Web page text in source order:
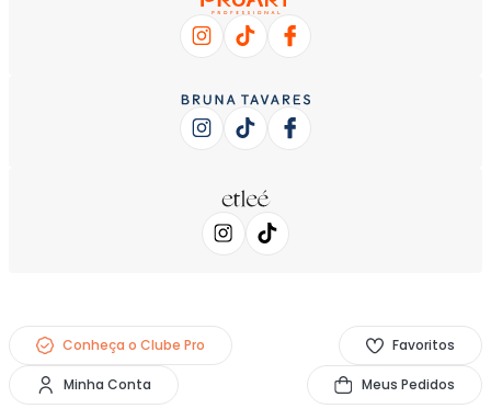
Conheça o Clube Pro Favoritos
Minha Conta Meus Pedidos